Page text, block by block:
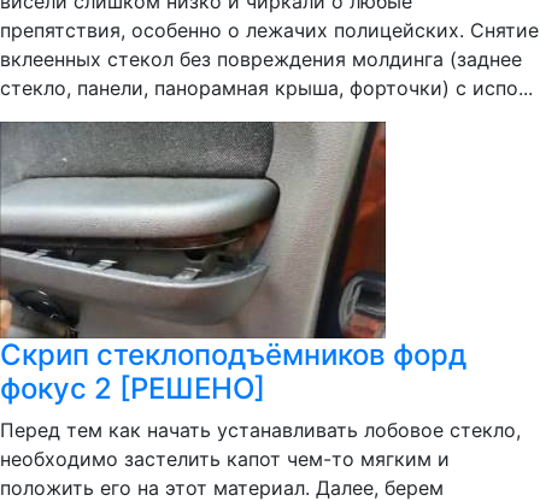
препятствия, особенно о лежачих полицейских. Снятие
вклеенных стекол без повреждения молдинга (заднее
стекло, панели, панорамная крыша, форточки) с испо...
Скрип стеклоподъёмников форд
фокус 2 [РЕШЕНО]
Перед тем как начать устанавливать лобовое стекло,
необходимо застелить капот чем-то мягким и
положить его на этот материал. Далее, берем